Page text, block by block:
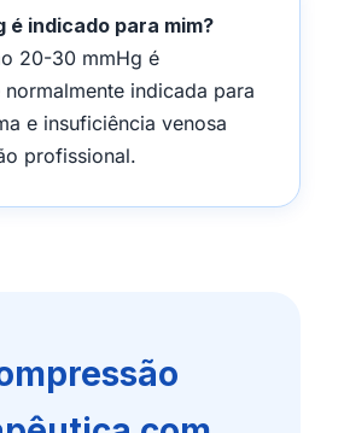
é indicado para mim?
20-30 mmHg é
indicada para
e insuficiência venosa
profissional.